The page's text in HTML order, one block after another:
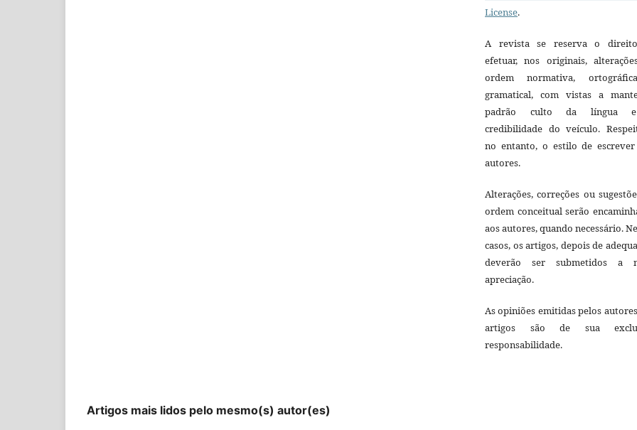
License.
A revista se reserva o
efetuar, nos originais,
ordem normativa,
gramatical, com vistas a
padrão culto da língua
credibilidade do veículo.
no entanto, o estilo de
autores.
Alterações, correções ou
ordem conceitual serão
aos autores, quando necessário.
casos, os artigos, depois de
deverão ser submetidos a
apreciação.
As opiniões emitidas pelos
artigos são de sua
responsabilidade.
Artigos mais lidos pelo mesmo(s) autor(es)